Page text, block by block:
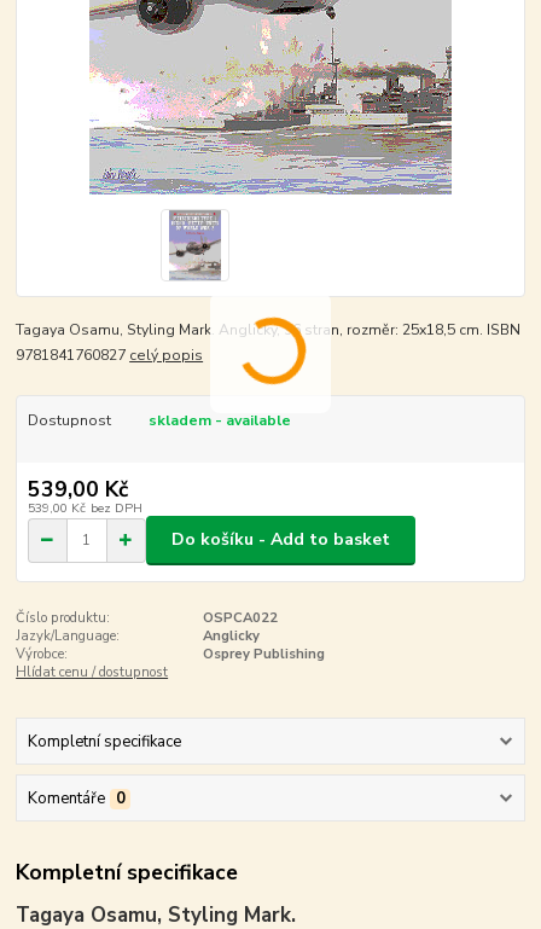
Tagaya Osamu, Styling Mark. Anglicky, 96 stran, rozměr: 25x18,5 cm. ISBN
9781841760827 celý popis
Dostupnost skladem - available
539,00 Kč
539,00 Kč bez DPH
Do košíku - Add to basket
Číslo produktu:
OSPCA022
Jazyk/Language:
Anglicky
Výrobce:
Osprey Publishing
Hlídat cenu / dostupnost
Kompletní specifikace
Komentáře 0
Kompletní specifikace
Tagaya Osamu, Styling Mark.